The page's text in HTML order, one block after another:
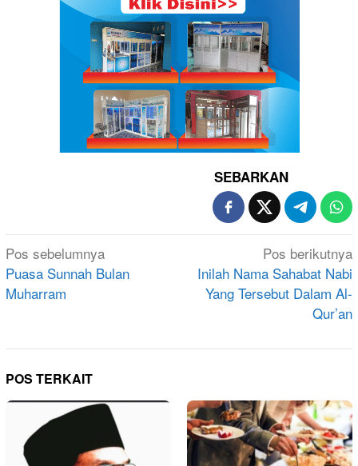
SEBARKAN
Navigasi
pos
Pos sebelumnya
Puasa Sunnah Bulan
Muharram
Pos berikutnya
Inilah Nama Sahabat Nabi
Yang Tersebut Dalam Al-
Qur’an
POS TERKAIT